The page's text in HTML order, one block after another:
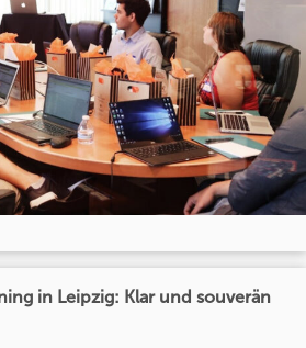
in Leipzig: Klar und souverän